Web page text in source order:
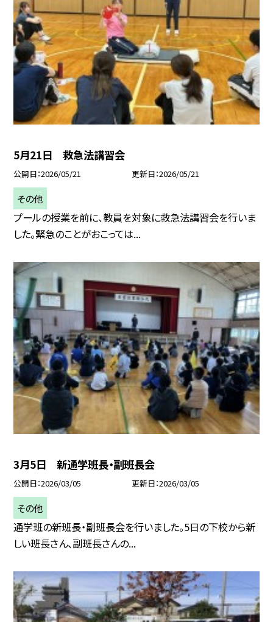
5月21日 救急法講習会
公開日 2026/05/21 更新日 2026/05/21
その他
プールの授業を前に、教員を対象に救急法講習会を行いま
した。緊急のことがおこっては...
3月5日 新通学班長・副班長会
公開日 2026/03/05 更新日 2026/03/05
その他
通学班の新班長・副班長会を行いました。5日の下校から新
しい班長さん、副班長さんの...